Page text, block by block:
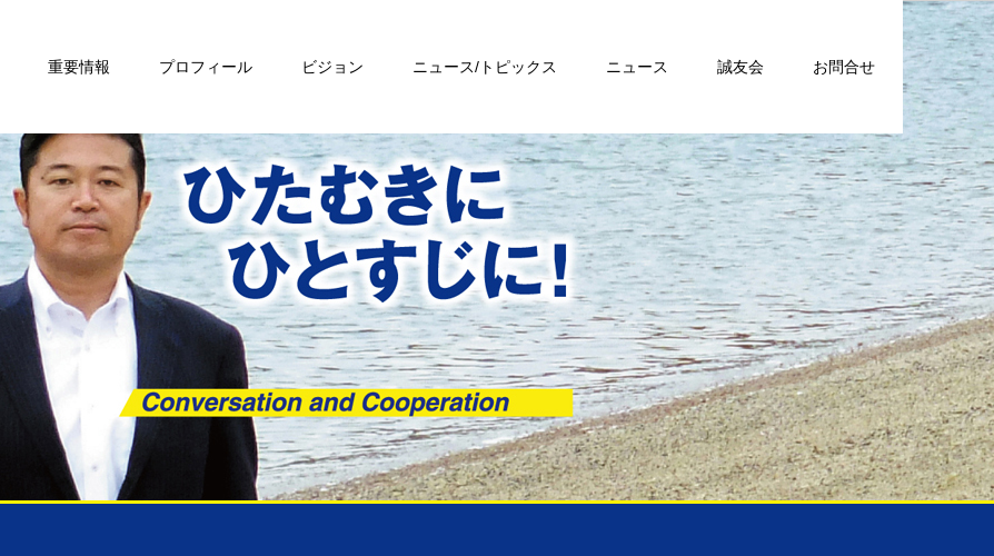
重要情報 プロフィール ビジョン ニュース/トピックス ニュース 誠友会 お問合せ